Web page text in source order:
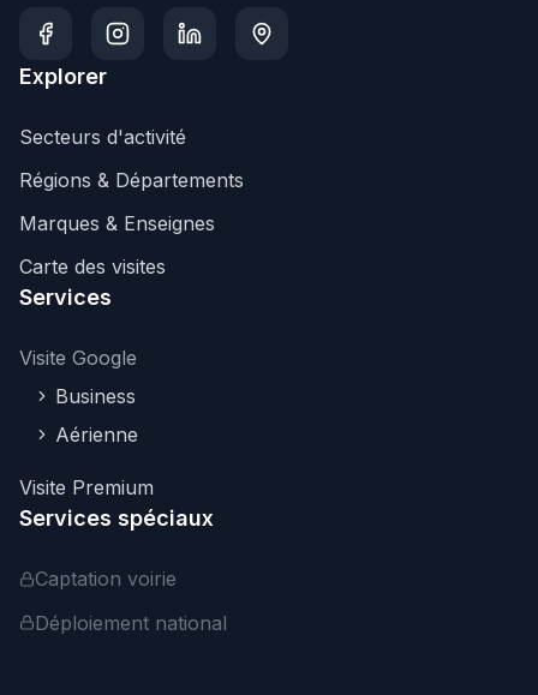
Explorer
Secteurs d'activité
Régions & Départements
Marques & Enseignes
Carte des visites
Services
Visite Google
Business
Aérienne
Visite Premium
Services spéciaux
Captation voirie
Déploiement national